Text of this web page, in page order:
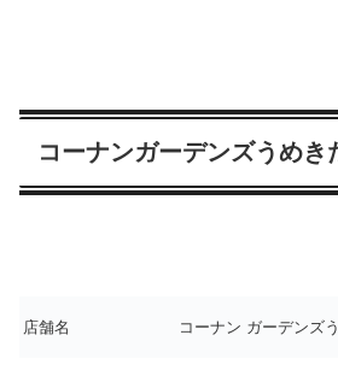
コーナンガーデンズうめき
店舗名 コーナン ガーデンズ